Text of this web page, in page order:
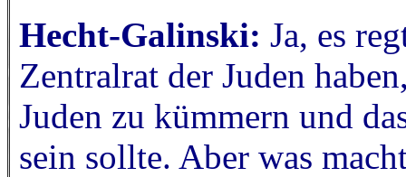
Hecht-Galinski: Ja, es
Zentralrat der Juden
Juden zu kümmern und
sein sollte. Aber was